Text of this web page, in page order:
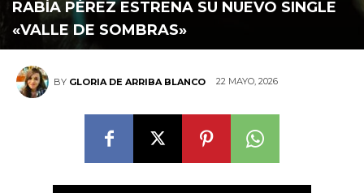
RABÍA PÉREZ ESTRENA SU NUEVO SINGLE
«VALLE DE SOMBRAS»
BY GLORIA DE ARRIBA BLANCO 22 MAYO, 2026